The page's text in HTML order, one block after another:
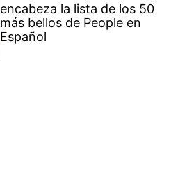
encabeza la lista de los 50
más bellos de People en
Español